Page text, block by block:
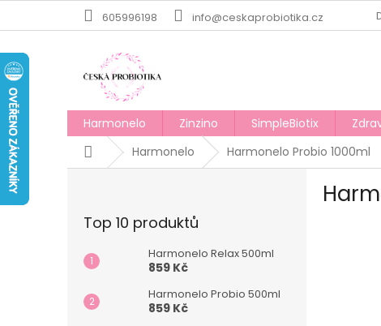
605996198 info@ceskaprobiotika.cz
Harmonelo Zinzino SimpleBiotix
DomůHarmonelo Harmonelo Probio 1000ml
Top 10 produktů
Harmonelo Relax 500ml
859 Kč
Harmonelo Probio 500ml
859 Kč